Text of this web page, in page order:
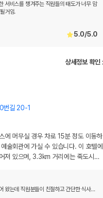
서비스를 챙겨주는 직원들의 태도가 너무 맘
거임.
5.0/5.0
상세정보 확인
번길 20-1
에 머무실 경우 차로 15분 정도 이동하
술회관에 가실 수 있습니다. 이 호텔에
져 있으며, 3.3km 거리에는 죽도시 …
왔는데 직원분들이 친절하고 간단한 식사…